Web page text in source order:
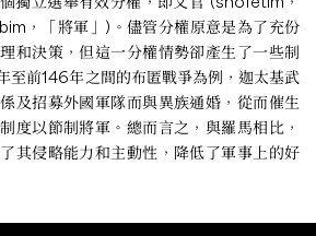
，「將軍」)。儘管分權原意是為了充份
和決策，但這一分權情勢卻產生了一些制
至前146年之間的布匿戰爭為例，迦太基武
及招募外國軍隊而與異族通婚，從而催生
度以節制將軍。總而言之，與羅馬相比，
其侵略能力和主動性，降低了軍事上的好